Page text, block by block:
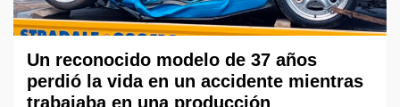
Un reconocido modelo de 37 años
perdió la vida en un accidente mientras
trabajaba en una producción